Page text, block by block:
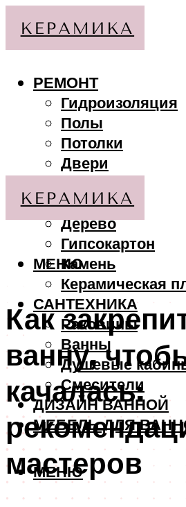
РЕМОНТ
Гидроизоляция
Полы
Потолки
Двери
МАТЕРИАЛЫ
Дерево
Гипсокартон
Камень
Керамическая
САНТЕХНИКА
Раковины
Ванны
Душевые
Смесители
ДИЗАЙН ВАННОЙ
МЕБЕЛЬ ДЛЯ
МЕНЮ
МЕНЮ
Как
ванну,
качалась:
мастеров